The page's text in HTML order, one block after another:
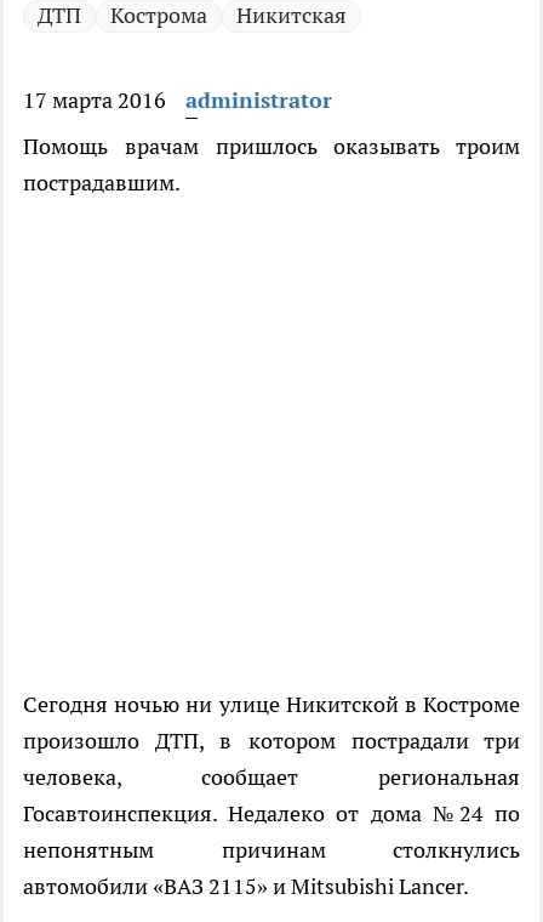
ДТП Кострома Никитская
17 марта 2016
administrator
Помощь врачам пришлось оказывать троим
пострадавшим.
Сегодня ночью ни улице Никитской в Костроме
произошло ДТП, в котором пострадали три
человека, сообщает региональная
Госавтоинспекция. Недалеко от дома №24 по
непонятным причинам столкнулись
автомобили «ВАЗ 2115» и Mitsubishi Lancer.